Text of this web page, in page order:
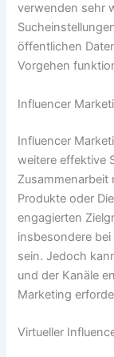
verwenden sehr
öffentlichen
Vorgehen
Influencer
Influencer
weitere effektive
Produkte oder
engagierten
insbesondere
sein. Jedoch
und der Kanäle
Marketing
Virtueller